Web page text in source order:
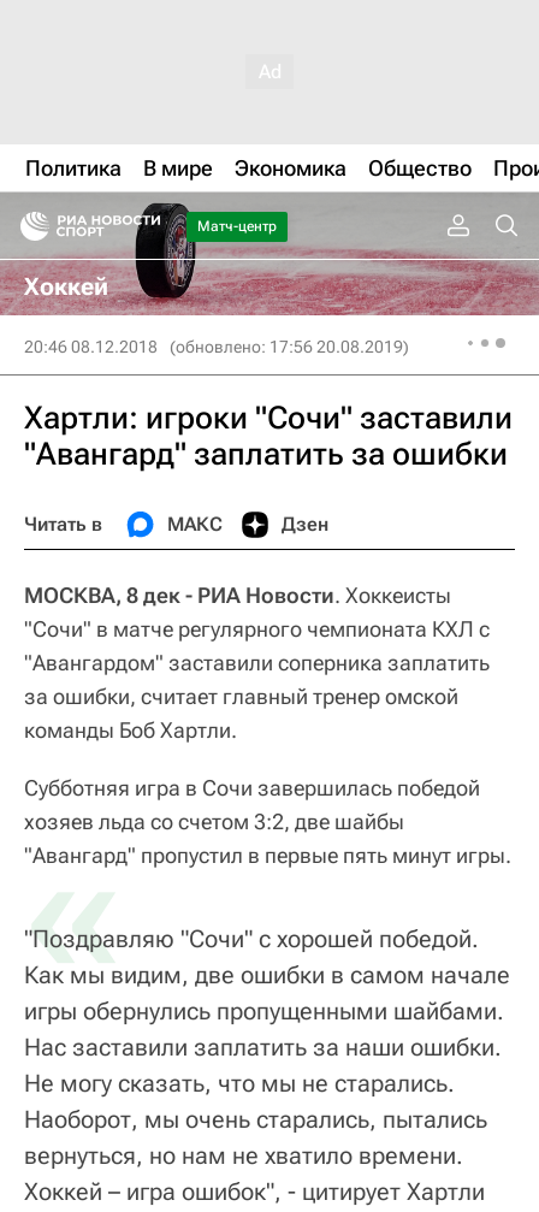
Политика В мире Экономика Общество
Матч-центр
Хоккей
20:46 08.12.2018 (обновлено: 17:56 20.08.2019)
Хартли: игроки "Сочи" заставили
"Авангард" заплатить за ошибки
Читать в МАКС Дзен
МОСКВА, 8 дек - РИА Новости. Хоккеисты
"Сочи" в матче регулярного чемпионата КХЛ с
"Авангардом" заставили соперника заплатить
за ошибки, считает главный тренер омской
команды Боб Хартли.
Субботняя игра в Сочи завершилась победой
хозяев льда со счетом 3:2, две шайбы
"Авангард" пропустил в первые пять минут игры.
«
"Поздравляю "Сочи" с хорошей победой.
Как мы видим, две ошибки в самом начале
игры обернулись пропущенными шайбами.
Нас заставили заплатить за наши ошибки.
Не могу сказать, что мы не старались.
Наоборот, мы очень старались, пытались
вернуться, но нам не хватило времени.
Хоккей – игра ошибок", - цитирует Хартли